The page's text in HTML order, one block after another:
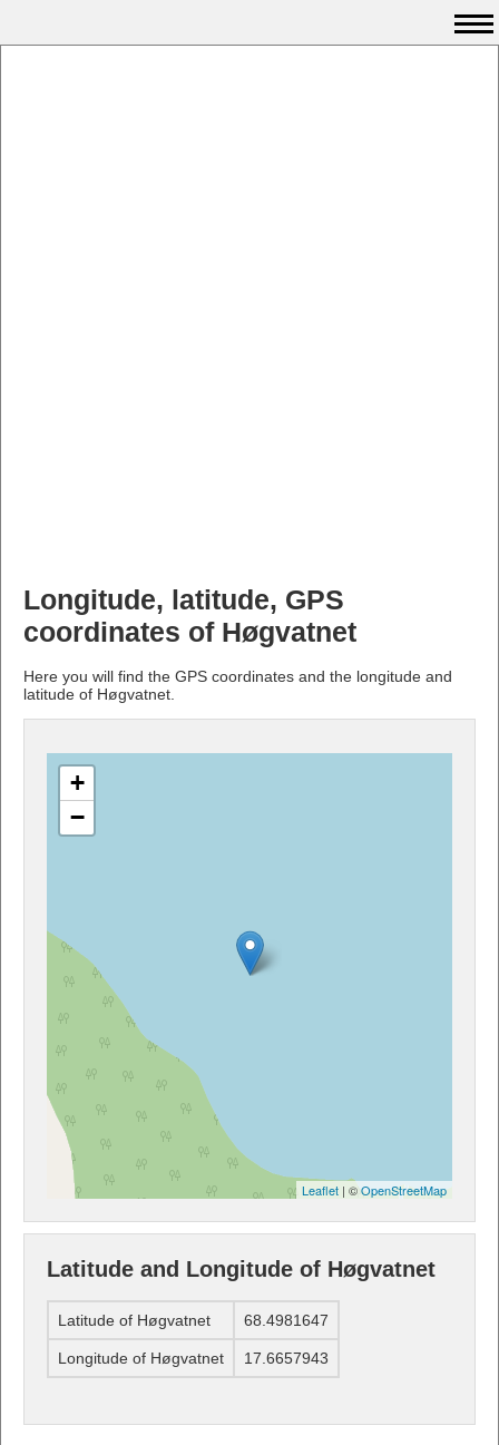
Longitude, latitude, GPS
coordinates of Høgvatnet
Here you will find the GPS coordinates and the longitude and
latitude of Høgvatnet.
+
−
Leaflet | ©OpenStreetMap
Latitude and Longitude of Høgvatnet
Latitude of Høgvatnet 68.4981647
Longitude of Høgvatnet 17.6657943